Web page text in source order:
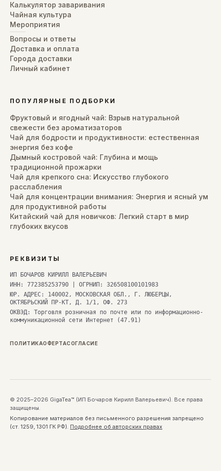
Калькулятор заваривания
Чайная культура
Мероприятия
Вопросы и ответы
Доставка и оплата
Города доставки
Личный кабинет
ПОПУЛЯРНЫЕ ПОДБОРКИ
Фруктовый и ягодный чай: Взрыв натуральной
свежести без ароматизаторов
Чай для бодрости и продуктивности: естественная
энергия без кофе
Дымный костровой чай: Глубина и мощь
традиционной прожарки
Чай для крепкого сна: Искусство глубокого
расслабления
Чай для концентрации внимания: Энергия и ясный ум
для продуктивной работы
Китайский чай для новичков: Легкий старт в мир
глубоких вкусов
РЕКВИЗИТЫ
ИП БОЧАРОВ КИРИЛЛ ВАЛЕРЬЕВИЧ
ИНН: 772385253790 | ОГРНИП: 326508100101983
ЮР. АДРЕС: 140002, МОСКОВСКАЯ ОБЛ., Г. ЛЮБЕРЦЫ,
ОКТЯБРЬСКИЙ ПР-КТ, Д. 1/1, ОФ. 273
ОКВЭД: Торговля розничная по почте или по информационно-
коммуникационной сети Интернет (47.91)
ПОЛИТИКАОФЕРТАСОГЛАСИЕ
© 2025–2026 GigaTea™ (ИП Бочаров Кирилл Валерьевич). Все права
защищены.
Копирование материалов без письменного разрешения запрещено
(ст. 1259, 1301 ГК РФ). Подробнее об авторских правах